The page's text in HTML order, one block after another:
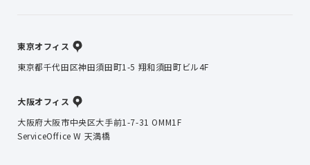
東京オフィス
東京都千代田区神田須田町1-5 翔和須田町ビル4F
大阪オフィス
大阪府大阪市中央区大手前1-7-31 OMM1F
ServiceOffice W 天満橋